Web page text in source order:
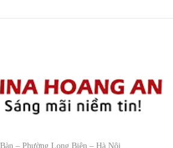
– Phường Long Biên – Hà Nội